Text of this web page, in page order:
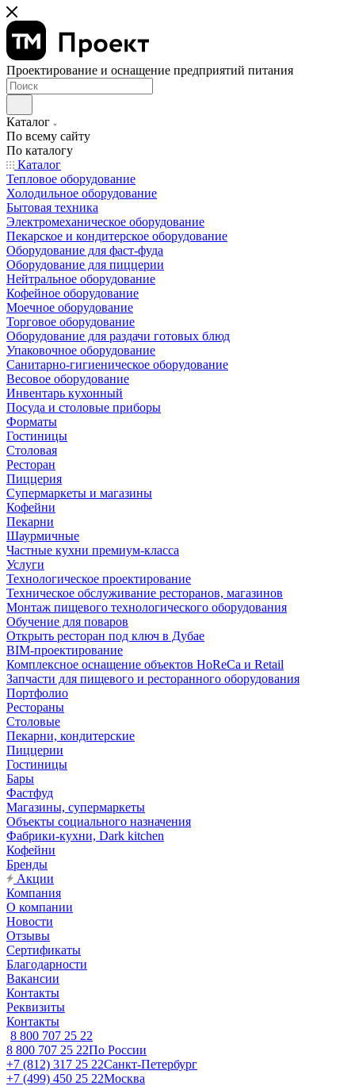
Проектирование и оснащение предприятий питания
Каталог
По всему сайту
По каталогу
Каталог
Тепловое оборудование
Холодильное оборудование
Бытовая техника
Электромеханическое оборудование
Пекарское и кондитерское оборудование
Оборудование для фаст-фуда
Оборудование для пиццерии
Нейтральное оборудование
Кофейное оборудование
Моечное оборудование
Торговое оборудование
Оборудование для раздачи готовых блюд
Упаковочное оборудование
Санитарно-гигиеническое оборудование
Весовое оборудование
Инвентарь кухонный
Посуда и столовые приборы
Форматы
Гостиницы
Столовая
Ресторан
Пиццерия
Супермаркеты и магазины
Кофейни
Пекарни
Шаурмичные
Частные кухни премиум-класса
Услуги
Технологическое проектирование
Техническое обслуживание ресторанов, магазинов
Монтаж пищевого технологического оборудования
Обучение для поваров
Открыть ресторан под ключ в Дубае
BIM-проектирование
Комплексное оснащение объектов HoReCa и Retail
Запчасти для пищевого и ресторанного оборудования
Портфолио
Рестораны
Столовые
Пекарни, кондитерские
Пиццерии
Гостиницы
Бары
Фастфуд
Магазины, супермаркеты
Объекты социального назначения
Фабрики-кухни, Dark kitchen
Кофейни
Бренды
Акции
Компания
О компании
Новости
Отзывы
Сертификаты
Благодарности
Вакансии
Контакты
Реквизиты
Контакты
8 800 707 25 22
8 800 707 25 22По России
+7 (812) 317 25 22Санкт-Петербург
+7 (499) 450 25 22Москва